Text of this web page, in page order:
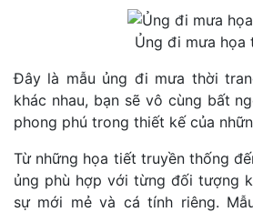
Ủng đi mưa họa
Đây là mẫu ủng đi mưa thời
khác nhau, bạn sẽ vô cùng bất
phong phú trong thiết kế của
Từ những họa tiết truyền thống
ủng phù hợp với từng đối tượng
sự mới mẻ và cá tính riêng.